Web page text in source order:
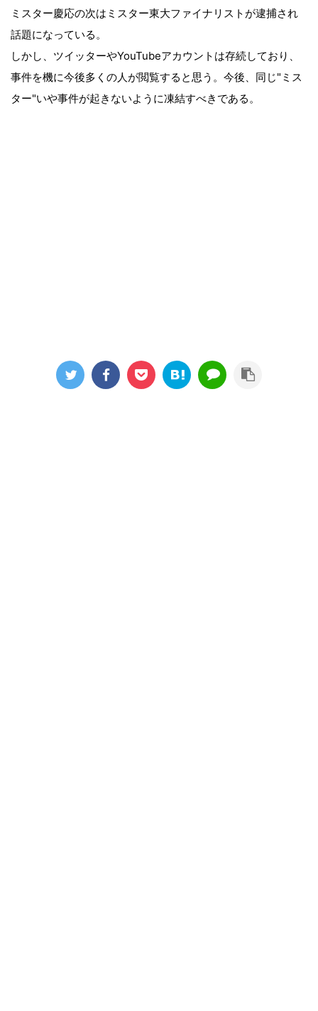
ミスター慶応の次はミスター東大ファイナリストが逮捕され
話題になっている。
しかし、ツイッターやYouTubeアカウントは存続しており、
事件を機に今後多くの人が閲覧すると思う。今後、同じ"ミス
ター"いや事件が起きないように凍結すべきである。